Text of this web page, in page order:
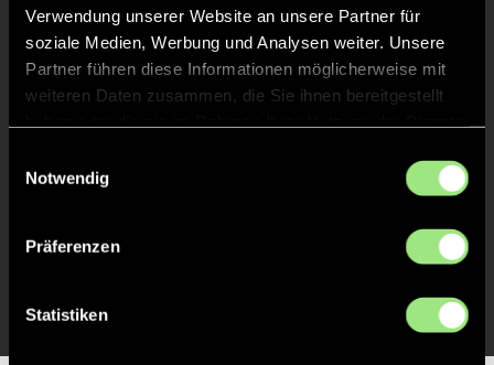
Verwendung unserer Website an unsere Partner für
soziale Medien, Werbung und Analysen weiter. Unsere
Partner führen diese Informationen möglicherweise mit
weiteren Daten zusammen, die Sie ihnen bereitgestellt
Notwendig
Präferenzen
Statistiken
10' ABPFIFF 1. Halbzeit